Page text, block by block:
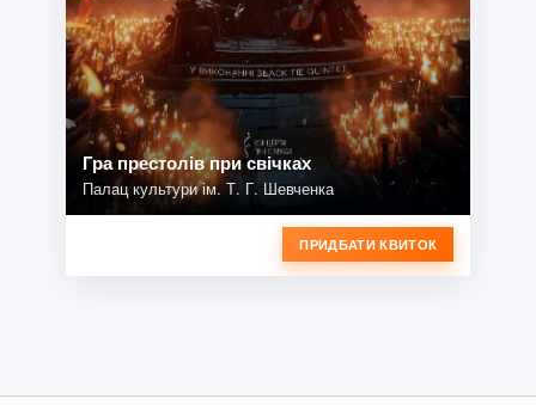
Гра престолів при свічках
Палац культури ім. Т. Г. Шевченка
ПРИДБАТИ КВИТОК